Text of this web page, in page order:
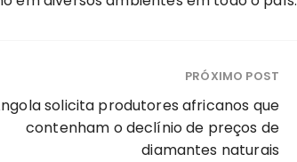
PRÓXIMO POST
solicita produtores africanos que
contenham o declínio de preços de
diamantes naturais